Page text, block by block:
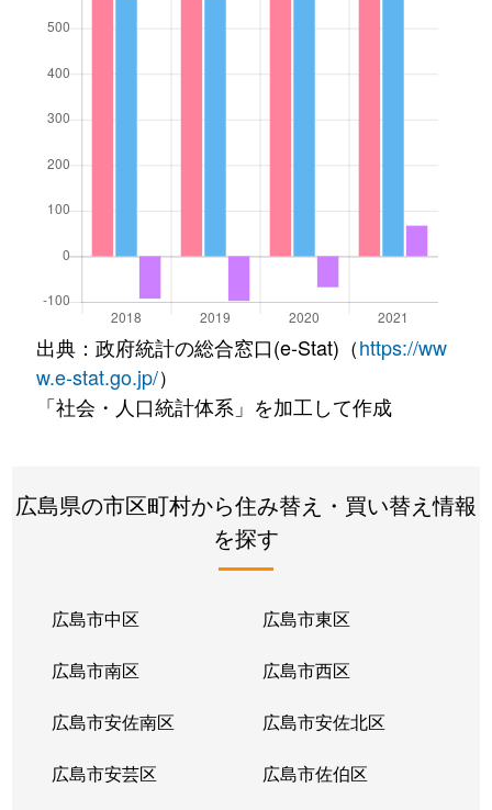
出典：政府統計の総合窓口(e-Stat)（https://ww
w.e-stat.go.jp/）
「社会・人口統計体系」を加工して作成
広島県の市区町村から住み替え・買い替え情報
を探す
広島市中区 広島市東区
広島市南区 広島市西区
広島市安佐南区 広島市安佐北区
広島市安芸区 広島市佐伯区